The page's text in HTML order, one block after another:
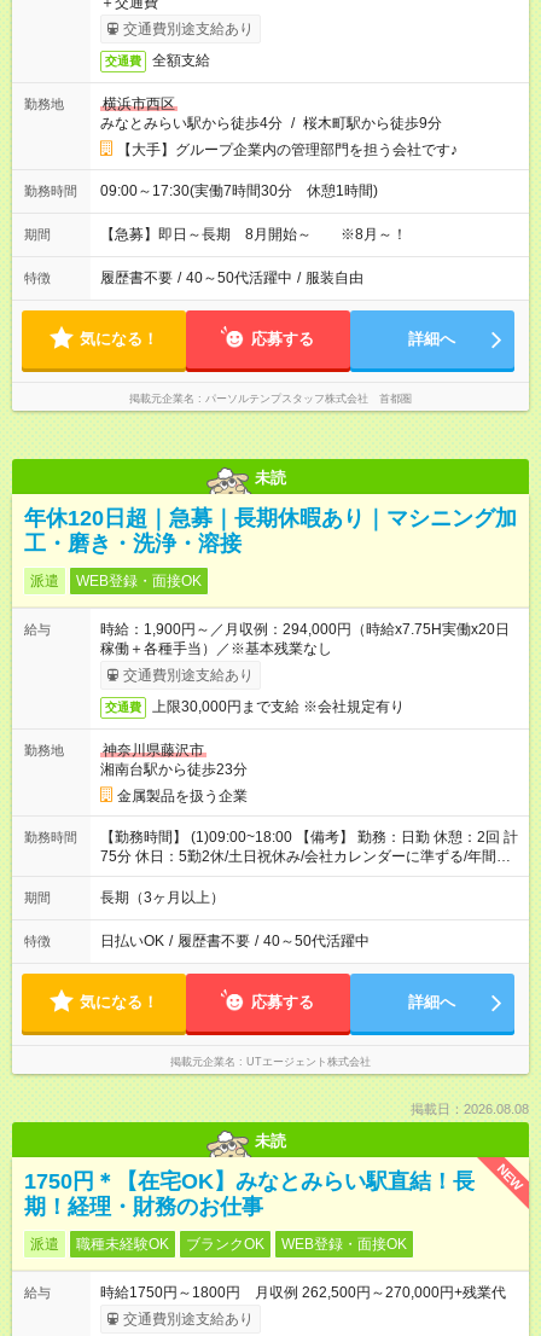
交通費別途支給あり
交通費 全額支給
勤務地
横浜市西区
みなとみらい駅から徒歩4分 / 桜木町駅から徒歩9分
【大手】グループ企業内の管理部門を担う会社です♪
勤務時間 09:00～17:30(実働7時間30分 休憩1時間)
期間 【急募】即日～長期 8月開始～ ※8月～！
特徴 履歴書不要 / 40～50代活躍中 / 服装自由
気になる！ 応募する 詳細へ
掲載元企業名 パーソルテンプスタッフ株式会社 首都圏
未読
年休120日超｜急募｜長期休暇あり｜マシニング加
工・磨き・洗浄・溶接
派遣 WEB登録・面接OK
給与
時給：1,900円～／月収例：294,000円（時給x7.75H実働x20日
稼働＋各種手当）／※基本残業なし
交通費別途支給あり
交通費 上限30,000円まで支給 ※会社規定有り
勤務地
神奈川県藤沢市
湘南台駅から徒歩23分
金属製品を扱う企業
勤務時間
【勤務時間】 (1)09:00~18:00 【備考】 勤務：日勤 休憩：2回 計
75分 休日：5勤2休/土日祝休み/会社カレンダーに準ずる/年間休
日124日 休暇：GW休暇・夏季休暇・年末年始休暇
期間 長期（3ヶ月以上）
特徴 日払いOK / 履歴書不要 / 40～50代活躍中
気になる！ 応募する 詳細へ
掲載元企業名 UTエージェント株式会社
掲載日：2026.08.08
未読
NEW
1750円＊【在宅OK】みなとみらい駅直結！長
期！経理・財務のお仕事
派遣 職種未経験OK ブランクOK WEB登録・面接OK
給与
時給1750円～1800円 月収例 262,500円～270,000円+残業代
交通費別途支給あり